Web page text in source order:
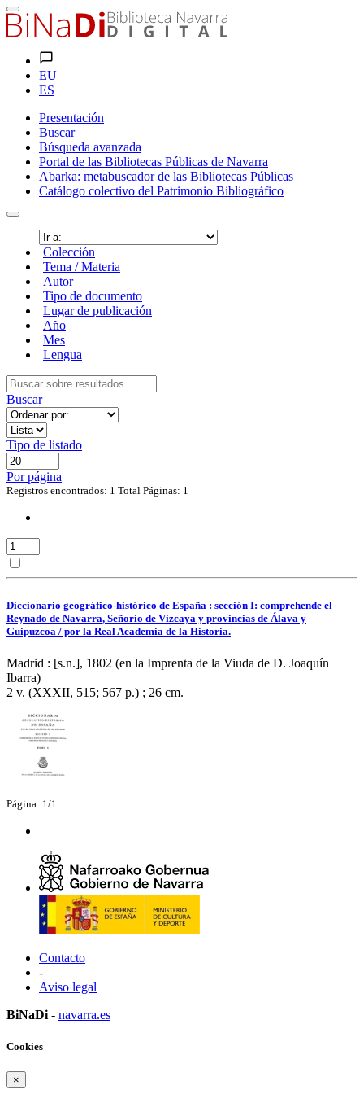
EU
ES
Presentación
Buscar
Búsqueda avanzada
Portal de las Bibliotecas Públicas de Navarra
Abarka: metabuscador de las Bibliotecas Públicas
Catálogo colectivo del Patrimonio Bibliográfico
Colección
Tema / Materia
Autor
Tipo de documento
Lugar de publicación
Año
Mes
Lengua
Buscar
Tipo de listado
Por página
Registros encontrados: 1 Total Páginas: 1
Diccionario geográfico-histórico de España : sección I: comprehende el
Reynado de Navarra, Señorío de Vizcaya y provincias de Álava y
Guipuzcoa / por la Real Academia de la Historia.
Madrid : [s.n.], 1802 (en la Imprenta de la Viuda de D. Joaquín
Ibarra)
2 v. (XXXII, 515; 567 p.) ; 26 cm.
Página: 1/1
Contacto
-
Aviso legal
BiNaDi - navarra.es
Cookies
×